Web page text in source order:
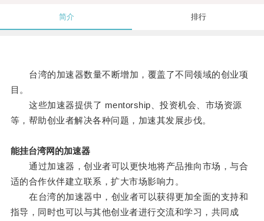
简介 排行
台湾的加速器数量不断增加，覆盖了不同领域的创业项
目。
这些加速器提供了 mentorship、投资机会、市场资源
等，帮助创业者解决各种问题，加速其发展步伐。
能挂台湾网的加速器
通过加速器，创业者可以更快地将产品推向市场，与合
适的合作伙伴建立联系，扩大市场影响力。
在台湾的加速器中，创业者可以获得更加全面的支持和
指导，同时也可以与其他创业者进行交流和学习，共同成